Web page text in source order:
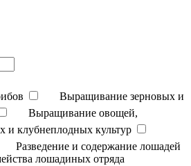
Выращивание зерновых и
Выращивание овощей,
и клубнеплодных культур
Разведение и содержание лошадей
лошадиных отряда